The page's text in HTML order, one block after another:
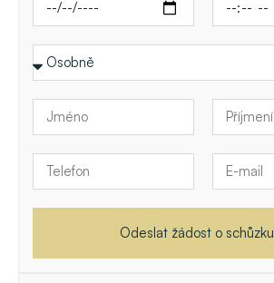
Odeslat žádost o schůzku